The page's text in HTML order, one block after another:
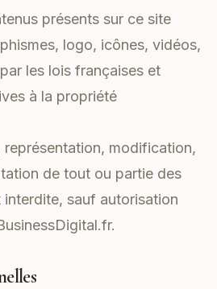
présents sur ce site
logo, icônes, vidéos,
les lois françaises et
à la propriété
modification,
de tout ou partie des
interdite, sauf autorisation